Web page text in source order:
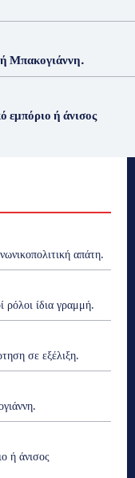
Μπακογιάννη.
ή άνισος
απάτη.
ρόλοι ίδια γραμμή.
σε εξέλιξη.
ή άνισος